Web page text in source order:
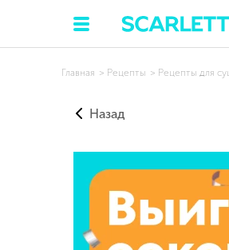
Главная Рецепты Рецепты для
Назад